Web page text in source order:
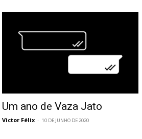
Um ano de Vaza Jato
Victor Félix - 10 DE JUNHO DE 2020